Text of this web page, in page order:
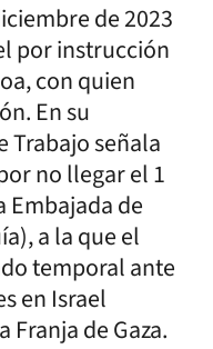
de 2023
por instrucción
con quien
En su
Trabajo señala
no llegar el 1
Embajada de
a la que el
temporal ante
en Israel
de Gaza.